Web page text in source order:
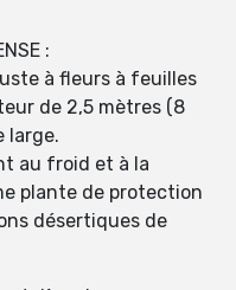
:
à fleurs à feuilles
de 2,5 mètres (8
large.
au froid et à la
plante de protection
désertiques de